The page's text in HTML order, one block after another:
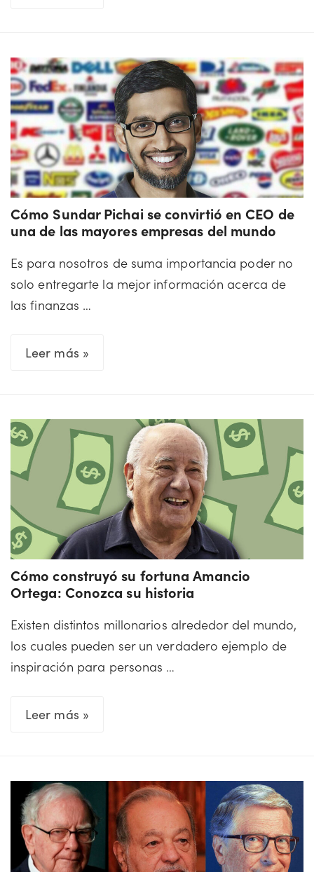
Bill
Gates:
Cómo
el
billonario
construyó
su
fortuna
Cómo Sundar Pichai se convirtió en CEO de
una de las mayores empresas del mundo
Es para nosotros de suma importancia poder no
solo entregarte la mejor información acerca de
las finanzas …
Leer más »Cómo
se
convirtió
en
CEO
de
una
de
las
mayores
empresas
del
mundo
Cómo construyó su fortuna Amancio
Ortega: Conozca su historia
Existen distintos millonarios alrededor del mundo,
los cuales pueden ser un verdadero ejemplo de
inspiración para personas …
Leer más »Cómo
fortuna
Amancio
Ortega:
Conozca
su